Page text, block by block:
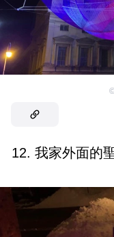
12. 我家外面的